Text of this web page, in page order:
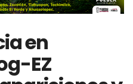
en
EZ